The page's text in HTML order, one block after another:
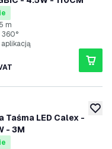
m
LED Calex -
- 3M